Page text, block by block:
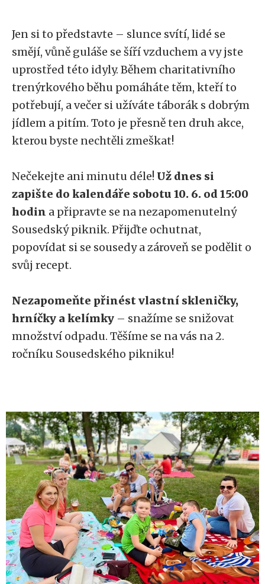
Jen si to představte – slunce svítí, lidé se
smějí, vůně guláše se šíří vzduchem a vy jste
uprostřed této idyly. Během charitativního
trenýrkového běhu pomáháte těm, kteří to
potřebují, a večer si užíváte táborák s dobrým
jídlem a pitím. Toto je přesně ten druh akce,
kterou byste nechtěli zmeškat!
Nečekejte ani minutu déle! Už dnes si
zapište do kalendáře sobotu 10. 6. od 15:00
hodin a připravte se na nezapomenutelný
Sousedský piknik. Přijďte ochutnat,
popovídat si se sousedy a zároveň se podělit o
svůj recept.
Nezapomeňte přinést vlastní skleničky,
hrníčky a kelímky – snažíme se snižovat
množství odpadu. Těšíme se na vás na 2.
ročníku Sousedského pikniku!